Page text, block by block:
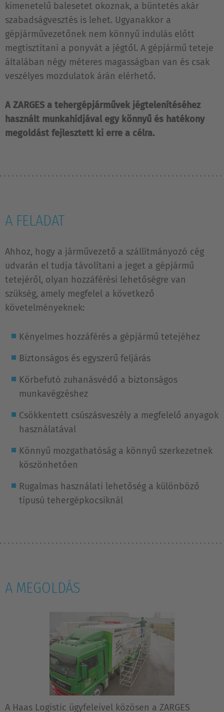
kimenetelű balesetet okoznak, a büntetés akár
szabadságvesztés is lehet. Ugyanakkor a
gépjárművezetőnek nem könnyű indulás előtt
megtisztítani a ponyvát a jégtől. A gépjármű teteje
általában négy méteres magasságban van és csak
veszélyes mozdulatok árán elérhető.
A ZARGES a tehergépjárművek jégtelenítéséhez
használt munkahídjával egy könnyű és hatékony
megoldást fejlesztett ki erre a célra.
A FELADAT
Ahhoz, hogy a járművezető a szállítmányozó cég
udvarán el tudja távolítani a jeget a gépjármű
tetejéről, olyan hozzáférési lehetőségre van
szükség, amely megfelel a következő
követelményeknek:
Kényelmes hozzáférés a gépjármű tetejéhez
Biztonságos és egyszerű feljárás
Körbefutó zuhanásvédő a biztonságos
munkavégzéshez
Csökkentett csúszásveszély a megfelelő anyagok
használatával
Könnyű mozgathatóság a könnyű szerkezetnek
köszönhetően
Rugalmas használati lehetőség a különböző
típusú tehergépkocsiknál
A MEGOLDÁS
A Haas Logistic ügyfeleivel közösen a ZARGES